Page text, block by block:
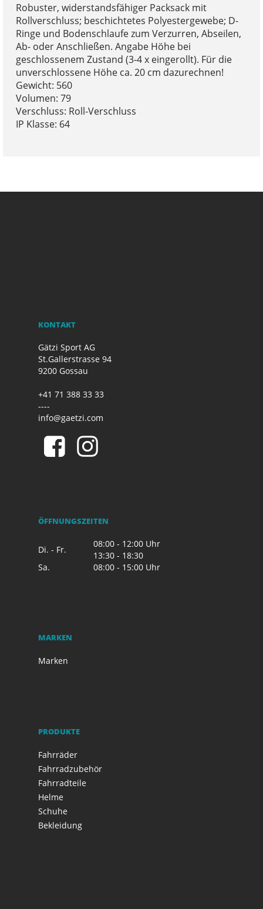
Robuster, widerstandsfähiger Packsack mit
Rollverschluss; beschichtetes Polyestergewebe; D-
Ringe und Bodenschlaufe zum Verzurren, Abseilen,
Ab- oder Anschließen. Angabe Höhe bei
geschlossenem Zustand (3-4 x eingerollt). Für die
unverschlossene Höhe ca. 20 cm dazurechnen!
Gewicht: 560
Volumen: 79
Verschluss: Roll-Verschluss
IP Klasse: 64
KONTAKT
Gätzi Sport AG
St.Gallerstrasse 94
9200 Gossau
+41 71 388 33 33
----
info@gaetzi.com
ÖFFNUNGSZEITEN
Di. - Fr.
08:00 - 12:00 Uhr
13:30 - 18:30
Sa.
08:00 - 15:00 Uhr
MARKEN
Marken
PRODUKTE
Fahrräder
Fahrradzubehör
Fahrradteile
Helme
Schuhe
Bekleidung